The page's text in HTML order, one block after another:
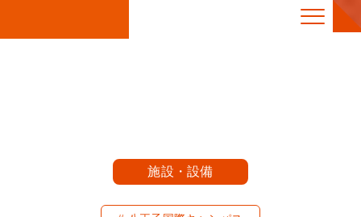
施設・設備